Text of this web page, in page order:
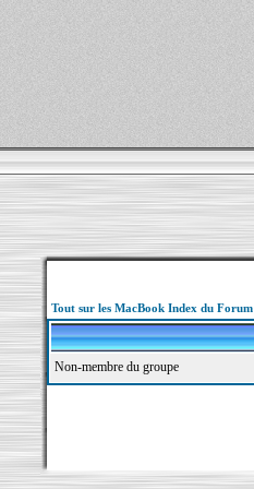
Tout sur les MacBook Index du Forum
Non-membre du groupe